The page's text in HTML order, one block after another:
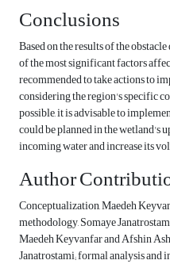
Conclusions
Based on the results of the
of the most significant factors
recommended to take actions to
considering the region's specific
possible, it is advisable to
could be planned in the wetland's
incoming water and increase its
Author
Conceptualization, Maedeh
methodology, Somaye
Maedeh Keyvanfar and Afshin
Janatrostami; formal analysis and